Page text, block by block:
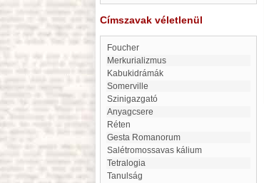
Címszavak véletlenül
Foucher
Merkurializmus
kabukidrámák
Somerville
Szinigazgató
Anyagcsere
Réten
Gesta Romanorum
Salétromossavas kálium
Tetralogia
Tanulság